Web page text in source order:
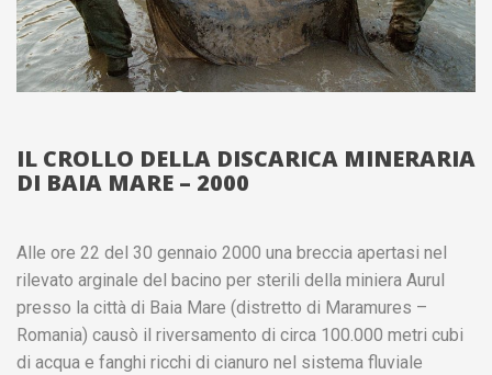
IL CROLLO DELLA DISCARICA MINERARIA
DI BAIA MARE – 2000
Alle ore 22 del 30 gennaio 2000 una breccia apertasi nel
rilevato arginale del bacino per sterili della miniera Aurul
presso la città di Baia Mare (distretto di Maramures –
Romania) causò il riversamento di circa 100.000 metri cubi
di acqua e fanghi ricchi di cianuro nel sistema fluviale